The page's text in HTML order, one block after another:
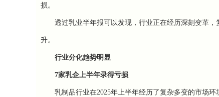
损。
透过乳业半年报可以发现，行业正在经历深刻变革，
升。
行业分化趋势明显
7家乳企上半年录得亏损
乳制品行业在2025年上半年经历了复杂多变的市场环